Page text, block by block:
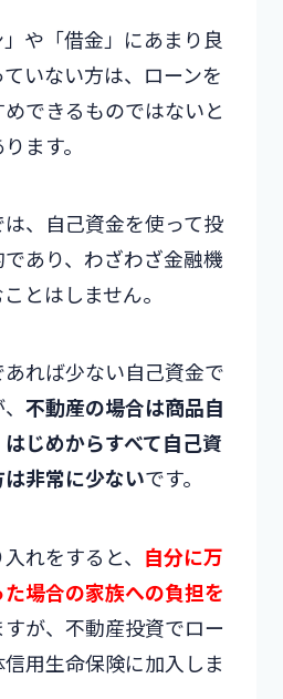
や「借金」にあまり良
いない方は、ローンを
できるものではないと
ます。
、自己資金を使って投
あり、わざわざ金融機
とはしません。
れば少ない自己資金で
不動産の場合は商品自
じめからすべて自己資
非常に少ないです。
れをすると、 自分に万
場合の家族への負担を
が、不動産投資でロー
用生命保険に加入しま